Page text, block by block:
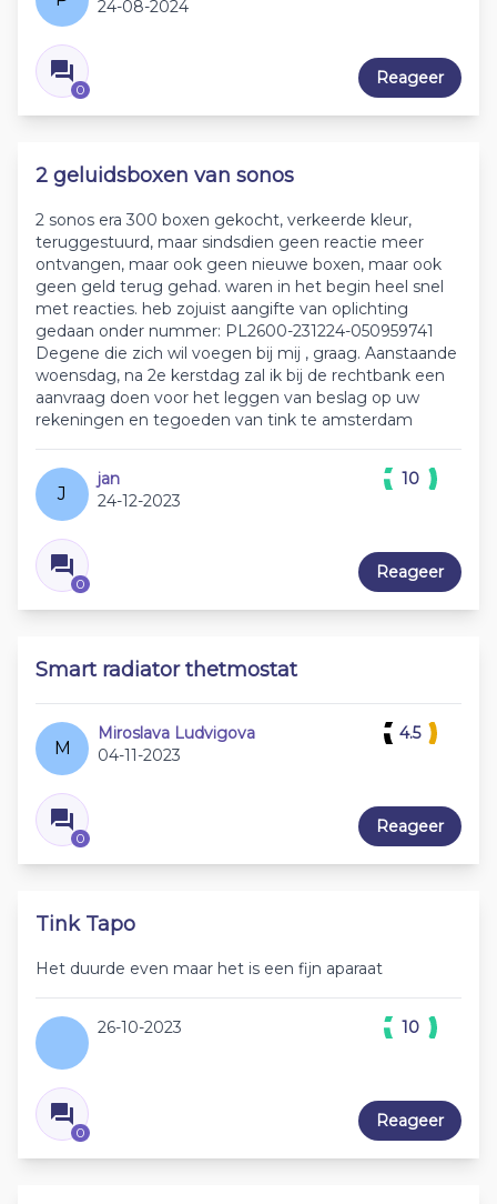
24-08-2024
0
Reageer
2 geluidsboxen van sonos
2 sonos era 300 boxen gekocht, verkeerde kleur,
teruggestuurd, maar sindsdien geen reactie meer
ontvangen, maar ook geen nieuwe boxen, maar ook
geen geld terug gehad. waren in het begin heel snel
met reacties. heb zojuist aangifte van oplichting
gedaan onder nummer: PL2600-231224-050959741
Degene die zich wil voegen bij mij , graag. Aanstaande
woensdag, na 2e kerstdag zal ik bij de rechtbank een
aanvraag doen voor het leggen van beslag op uw
rekeningen en tegoeden van tink te amsterdam
J
jan
24-12-2023
0
10
Reageer
Smart radiator thetmostat
M
Miroslava Ludvigova
04-11-2023
0
4.5
Reageer
Tink Tapo
Het duurde even maar het is een fijn aparaat
26-10-2023
0
10
Reageer